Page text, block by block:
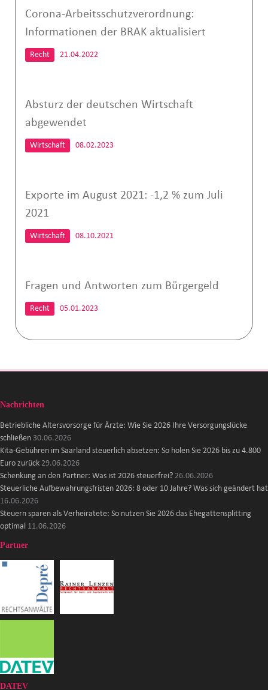
Corona-Arbeitsschutzverordnung:
Informationen der BRAK aktualisiert
Recht 21.04.2022
Absturz der deutschen Wirtschaft
abgewendet
Wirtschaft 08.02.2023
Exporte im August 2021: -1,2 % zum Juli
2021
Wirtschaft 08.10.2021
Fragen und Antworten zum Bürgergeld
Recht 05.01.2023
Nachrichten
Betriebliche Altersvorsorge für Ärzte: Wie Sie 2026 Ihre Versorgungslücke
schließen 30.06.2026
Kita-Gebühren im Saarland steuerlich absetzen: So holen Sie 2026 bis zu 4.800
Euro zurück 29.06.2026
Schenkung an den Partner: Was ist 2026 steuerfrei? 26.06.2026
Steuerliche Aufbewahrungsfristen 2026: 8 oder 10 Jahre? Was sich geändert hat
16.06.2026
Steuern sparen als Verheiratete: So nutzen Sie 2026 das Ehegattensplitting
optimal 11.06.2026
Partner
DATEV